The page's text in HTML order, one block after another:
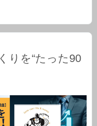
りを“たった90